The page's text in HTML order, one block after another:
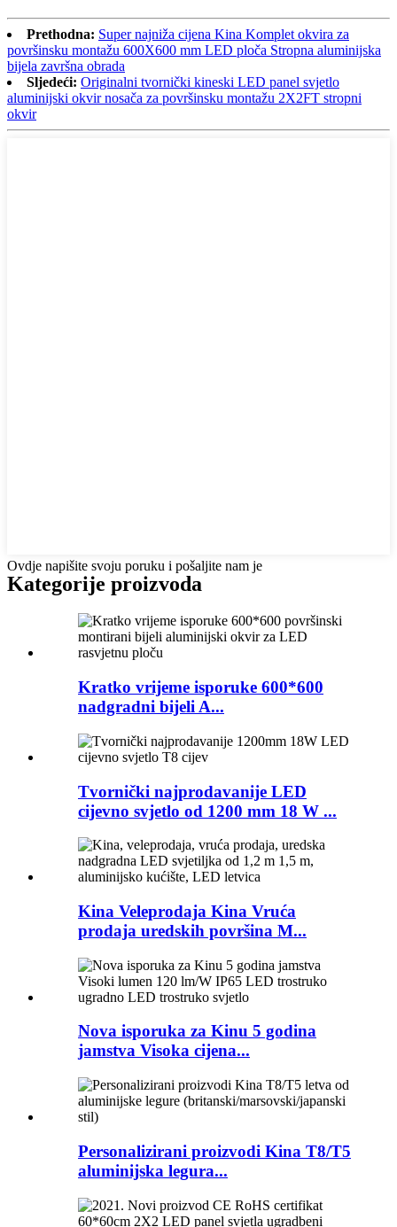
Prethodna: Super najniža cijena Kina Komplet okvira za
površinsku montažu 600X600 mm LED ploča Stropna aluminijska
bijela završna obrada
Sljedeći: Originalni tvornički kineski LED panel svjetlo
aluminijski okvir nosača za površinsku montažu 2X2FT stropni
okvir
Ovdje napišite svoju poruku i pošaljite nam je
Kategorije proizvoda
Kratko vrijeme isporuke 600*600
nadgradni bijeli A...
Tvornički najprodavanije LED
cijevno svjetlo od 1200 mm 18 W ...
Kina Veleprodaja Kina Vruća
prodaja uredskih površina M...
Nova isporuka za Kinu 5 godina
jamstva Visoka cijena...
Personalizirani proizvodi Kina T8/T5
aluminijska legura...